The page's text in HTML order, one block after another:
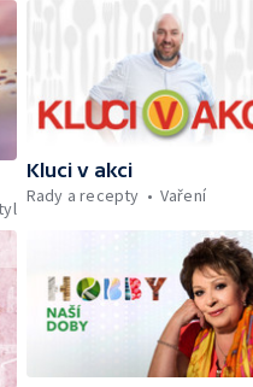
Kluci v akci
Rady a recepty
Vaření